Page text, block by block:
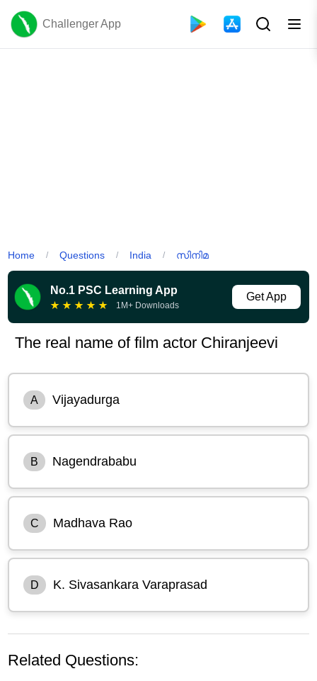
Challenger App
Home / Questions / India / സിനിമ
No.1 PSC Learning App
★ ★ ★ ★ ★ 1M+ Downloads
Get App
The real name of film actor Chiranjeevi
A Vijayadurga
B Nagendrababu
C Madhava Rao
D K. Sivasankara Varaprasad
Related Questions: